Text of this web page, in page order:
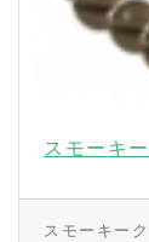
スモーキ
スモーキー